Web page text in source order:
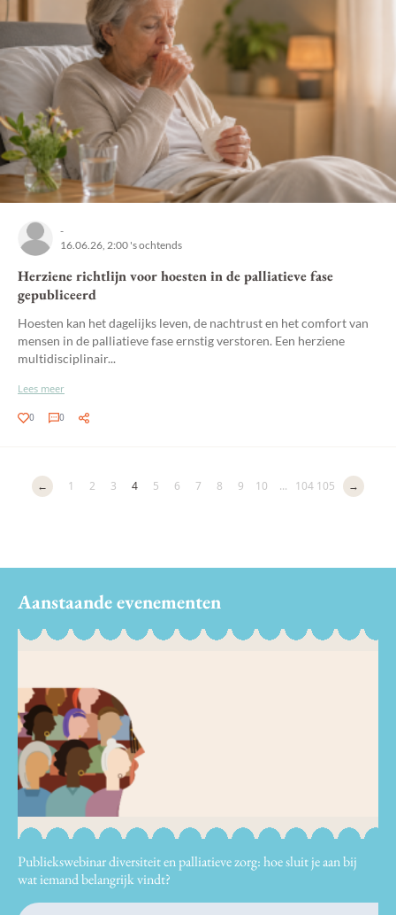
-
16.06.26, 2:00 's ochtends
Herziene richtlijn voor hoesten in de palliatieve fase
gepubliceerd
Hoesten kan het dagelijks leven, de nachtrust en het comfort van
mensen in de palliatieve fase ernstig verstoren. Een herziene
multidisciplinair...
Lees meer
0 0
← 1 2 3 4 5 6 7 8 9 10 ... 104 105 →
Aanstaande evenementen
Publiekswebinar diversiteit en palliatieve zorg: hoe sluit je aan bij
wat iemand belangrijk vindt?